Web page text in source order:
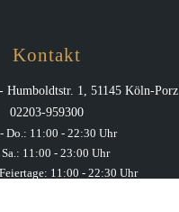
Kontakt
Humboldtstr. 1, 51145 Köln-Porz
02203-959300
Do.: 11:00 - 22:30 Uhr
Sa.: 11:00 - 23:00 Uhr
11:00 - 22:30 Uhr